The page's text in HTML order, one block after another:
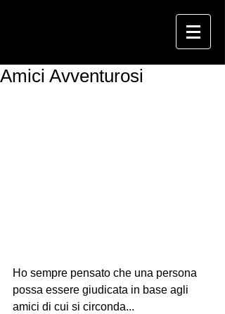
Amici Avventurosi
Ho sempre pensato che una persona
possa essere giudicata in base agli
amici di cui si circonda...